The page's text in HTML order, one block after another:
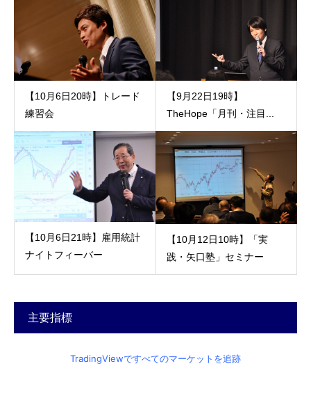
【10月6日20時】トレード
練習会
【9月22日19時】
TheHope「月刊・注目...
【10月6日21時】雇用統計
ナイトフィーバー
【10月12日10時】「実
践・矢口塾」セミナー
主要指標
TradingViewですべてのマーケットを追跡